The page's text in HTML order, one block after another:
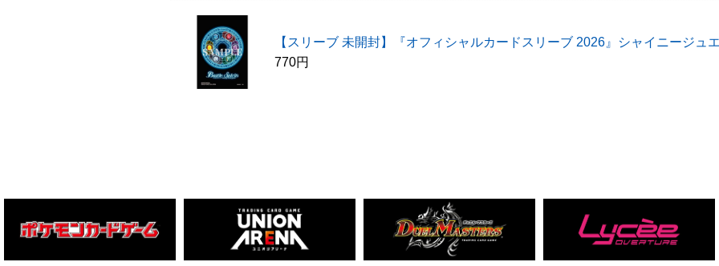
【スリーブ 未開封】『オフィシャルカードスリーブ 2026』シャイニージュ
770円